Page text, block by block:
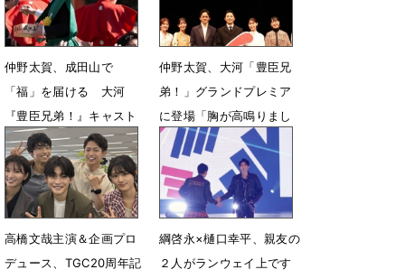
仲野太賀、成田山で
「福」を届ける 大河
『豊臣兄弟！』キャスト
が節分会に登場
2月4日 07時00分
仲野太賀、大河「豊臣兄
弟！」グランドプレミア
に登場「胸が高鳴りまし
た」
1月5日 07時00分
高橋文哉主演＆企画プロ
デュース、TGC20周年記
綱啓永×樋口幸平、親友の
２人がランウェイ上です